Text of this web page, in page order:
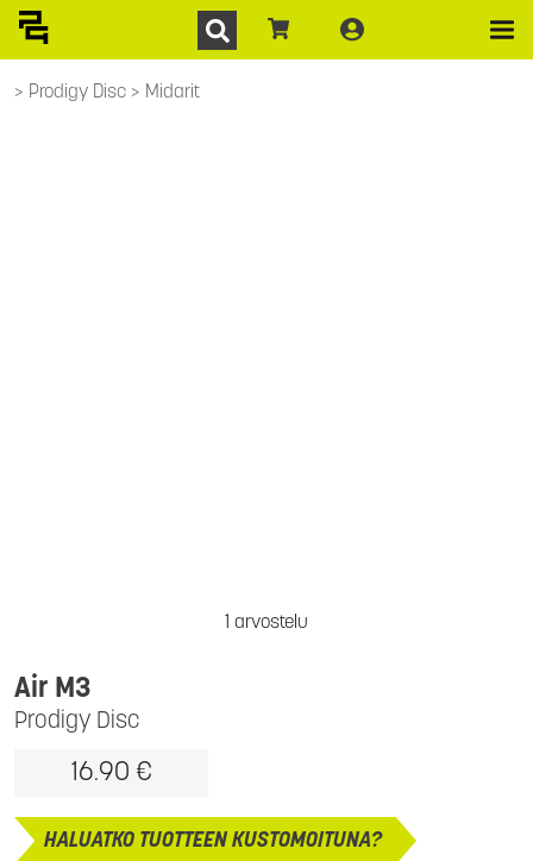
Prodigy Disc Midarit
1 arvostelu
Prodigy Disc
Air M3
16.90 €
HALUATKO TUOTTEEN KUSTOMOITUNA?